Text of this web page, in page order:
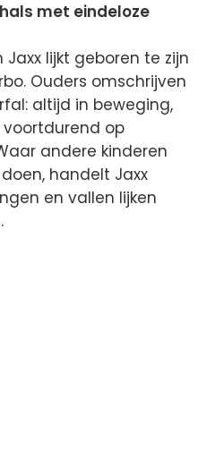
met eindeloze
lijkt geboren te zijn
Ouders omschrijven
altijd in beweging,
op
andere kinderen
handelt Jaxx
en vallen lijken